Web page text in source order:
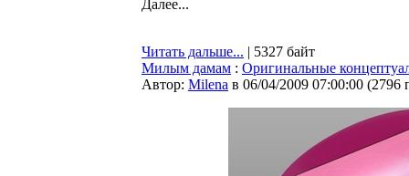
Далее...
Читать дальше... | 5327 байт
Милым дамам : Оригинальные
Автор: Milena в 06/04/2009 07:00:00 (2796